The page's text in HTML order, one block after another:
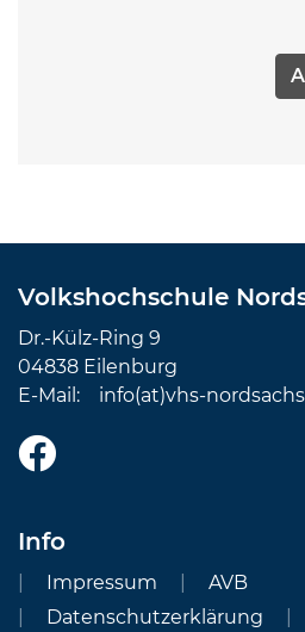
Volkshochschule
Dr.-Külz-Ring 9
04838 Eilenburg
E-Mail: info(at)vhs-
Info
Impressum
AVB
Datenschutzerklärung